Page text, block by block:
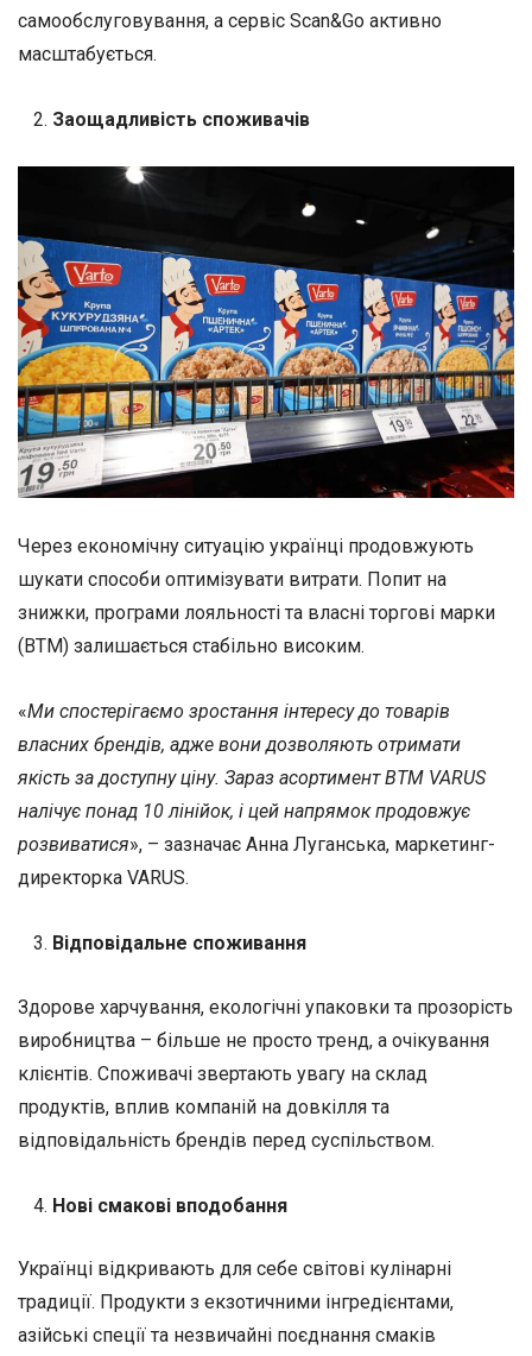
самообслуговування, а сервіс Scan&Go активно
масштабується.
Заощадливість споживачів
Через економічну ситуацію українці продовжують
шукати способи оптимізувати витрати. Попит на
знижки, програми лояльності та власні торгові марки
(ВТМ) залишається стабільно високим.
«Ми спостерігаємо зростання інтересу до товарів
власних брендів, адже вони дозволяють отримати
якість за доступну ціну. Зараз асортимент ВТМ VARUS
налічує понад 10 лінійок, і цей напрямок продовжує
розвиватися», – зазначає Анна Луганська, маркетинг-
директорка VARUS.
Відповідальне споживання
Здорове харчування, екологічні упаковки та прозорість
виробництва – більше не просто тренд, а очікування
клієнтів. Споживачі звертають увагу на склад
продуктів, вплив компаній на довкілля та
відповідальність брендів перед суспільством.
Нові смакові вподобання
Українці відкривають для себе світові кулінарні
традиції. Продукти з екзотичними інгредієнтами,
азійські спеції та незвичайні поєднання смаків